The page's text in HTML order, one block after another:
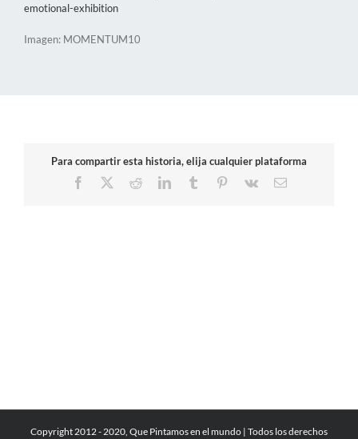
emotional-exhibition
Imagen: MOMENTUM10
Para compartir esta historia, elija cualquier plataforma
Facebook
RedditLinkedInTumblr Pinterest
Vk
Correo
Copyright 2012 - 2020, Que Pintamos en el mundo | Todos los derechos